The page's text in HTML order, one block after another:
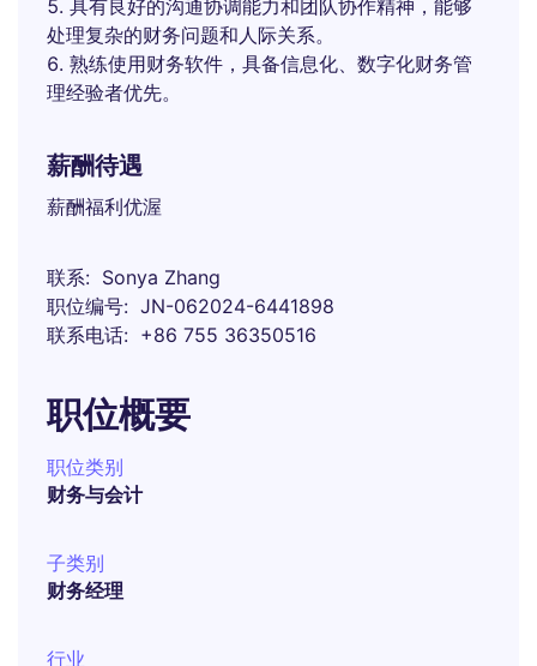
具有良好的沟通协调能力和团队协作精神，能够
处理复杂的财务问题和人际关系。
熟练使用财务软件，具备信息化、数字化财务管
理经验者优先。
薪酬待遇
薪酬福利优渥
联系
Sonya Zhang
职位编号
JN-062024-6441898
联系电话
+86 755 36350516
职位概要
职位类别
财务与会计
子类别
财务经理
行业